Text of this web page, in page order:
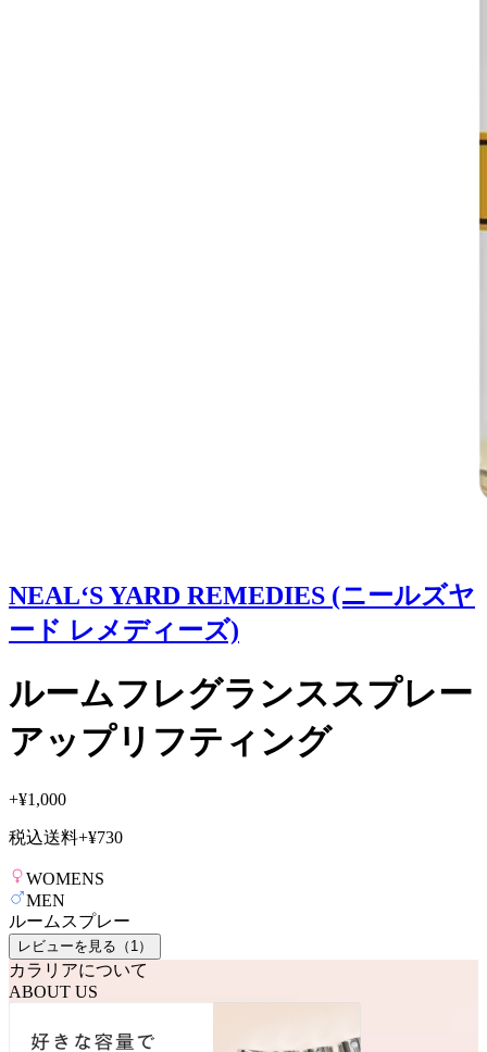
NEAL‘S YARD REMEDIES (ニールズヤ
ード レメディーズ)
ルームフレグランススプレー
アップリフティング
+¥1,000
税込送料+¥730
WOMENS
MEN
ルームスプレー
レビューを見る（ 1 ）
カラリアについて
ABOUT US